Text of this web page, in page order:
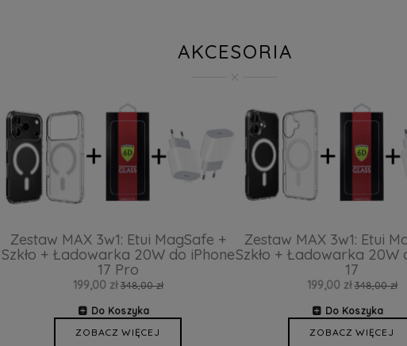
AKCESORIA
Zestaw MAX 3w1: Etui MagSafe +
Szkło + Ładowarka 20W do iPhone
17 Pro
199,00 zł 348,00 zł
Do Koszyka
ZOBACZ WIĘCEJ
Zestaw MAX 3w1: Etui
Szkło + Ładowarka 20W
17
199,00 zł 348,00 zł
Do Koszyka
ZOBACZ WIĘCEJ